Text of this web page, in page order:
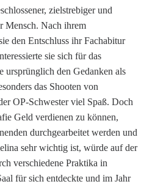
zielstrebiger und
Mensch. Nach ihrem
den Entschluss ihr Fachabitur
sie sich für das
ursprünglich den Gedanken als
das Shooten von
OP-Schwester viel Spaß. Doch
Geld verdienen zu können,
durchgearbeitet werden und
sehr wichtig ist, würde auf der
verschiedene Praktika in
für sich entdeckte und im Jahr